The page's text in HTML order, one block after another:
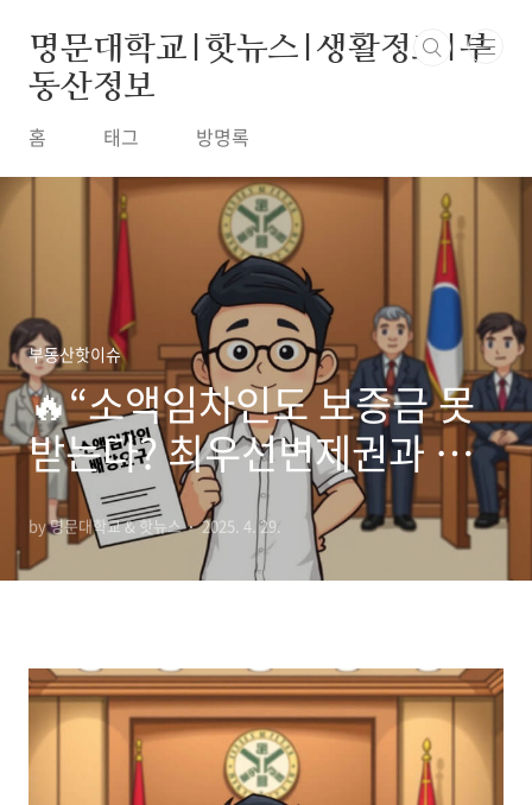
명문대학교|핫뉴스|생활정보|부
동산정보
홈 태그 방명록
부동산핫이슈
🔥“소액임차인도 보증금 못
받는다? 최우선변제권과 배
당요구 기한 핵심정리!”
by 명문대학교 & 핫뉴스 2025. 4. 29.